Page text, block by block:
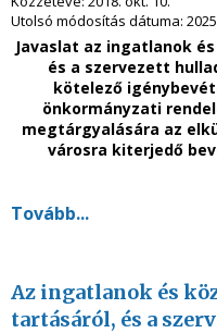
Utolsó módosítás dátuma:
Javaslat az ingatlanok
és a szervezett
kötelező
önkormányzati
megtárgyalására az
városra kiterjedő
Tovább...
Az ingatlanok és
tartásáról, és a